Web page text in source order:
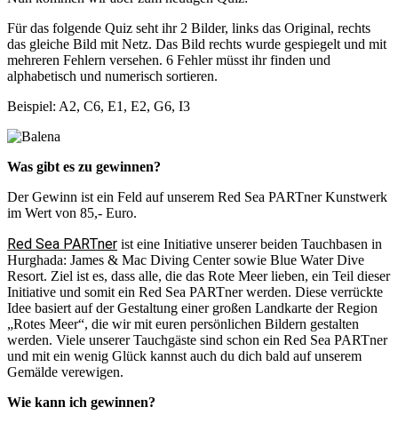
Für das folgende Quiz seht ihr 2 Bilder, links das Original, rechts
das gleiche Bild mit Netz. Das Bild rechts wurde gespiegelt und mit
mehreren Fehlern versehen. 6 Fehler müsst ihr finden und
alphabetisch und numerisch sortieren.
Beispiel: A2, C6, E1, E2, G6, I3
Was gibt es zu gewinnen?
Der Gewinn ist ein Feld auf unserem Red Sea PARTner Kunstwerk
im Wert von 85,- Euro.
Red Sea PARTner ist eine Initiative unserer beiden Tauchbasen in
Hurghada: James & Mac Diving Center sowie Blue Water Dive
Resort. Ziel ist es, dass alle, die das Rote Meer lieben, ein Teil dieser
Initiative und somit ein Red Sea PARTner werden. Diese verrückte
Idee basiert auf der Gestaltung einer großen Landkarte der Region
„Rotes Meer“, die wir mit euren persönlichen Bildern gestalten
werden. Viele unserer Tauchgäste sind schon ein Red Sea PARTner
und mit ein wenig Glück kannst auch du dich bald auf unserem
Gemälde verewigen.
Wie kann ich gewinnen?